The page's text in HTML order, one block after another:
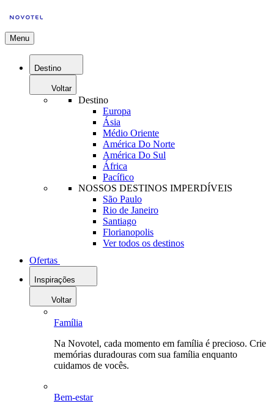
Menu
Destino
Voltar
Destino
Europa
Ásia
Médio Oriente
América Do Norte
América Do Sul
África
Pacífico
NOSSOS DESTINOS IMPERDÍVEIS
São Paulo
Rio de Janeiro
Santiago
Florianopolis
Ver todos os destinos
Ofertas
Inspirações
Voltar
Família
Na Novotel, cada momento em família é precioso. Crie
memórias duradouras com sua família enquanto
cuidamos de vocês.
Bem-estar